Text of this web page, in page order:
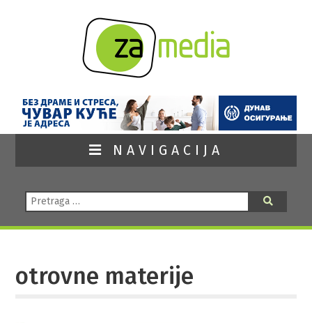
NAVIGACIJA
Pretraga:
otrovne materije